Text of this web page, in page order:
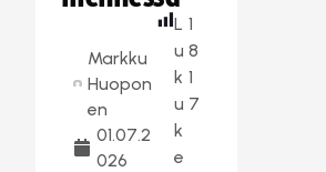
Markku
Huopon
en
01.07.2
026
L
u
k
u
k
e
1
8
1
7